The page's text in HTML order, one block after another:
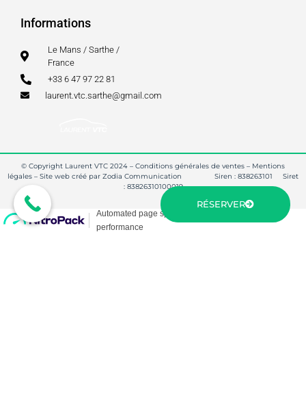
RÉSERVER
Informations
Le Mans / Sarthe /
France
+33 6 47 97 22 81
laurent.vtc.sarthe@gmail.com
© Copyright Laurent VTC 2024 – Conditions générales de ventes – Mentions
légales – Site web créé par Zodia Communication Siren : 838263101 Siret
: 83826310100019